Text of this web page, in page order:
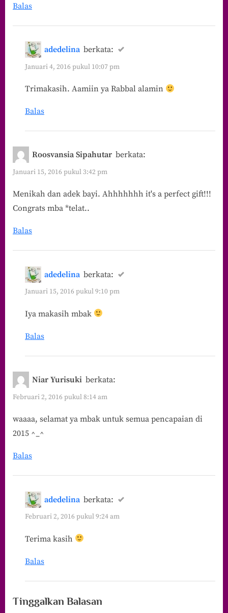
Balas
adedelina berkata:
Januari 4, 2016 pukul 10:07 pm
Trimakasih. Aamiin ya Rabbal alamin
Balas
Roosvansia Sipahutar berkata:
Januari 15, 2016 pukul 3:42 pm
Menikah dan adek bayi. Ahhhhhhh it's a perfect gift!!!
Congrats mba *telat..
Balas
adedelina berkata:
Januari 15, 2016 pukul 9:10 pm
Iya makasih mbak
Balas
Niar Yurisuki berkata:
Februari 2, 2016 pukul 8:14 am
waaaa, selamat ya mbak untuk semua pencapaian di
2015 ^_^
Balas
adedelina berkata:
Februari 2, 2016 pukul 9:24 am
Terima kasih
Balas
Tinggalkan Balasan